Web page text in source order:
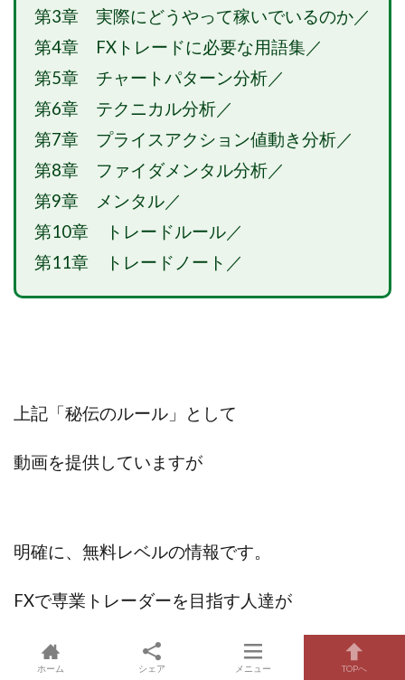
第3章 実際にどうやって稼いでいるのか／
第4章 FXトレードに必要な用語集／
第5章 チャートパターン分析／
第6章 テクニカル分析／
第7章 プライスアクション値動き分析／
第8章 ファイダメンタル分析／
第9章 メンタル／
第10章 トレードルール／
第11章 トレードノート／
上記「秘伝のルール」として
動画を提供していますが
明確に、無料レベルの情報です。
FXで専業トレーダーを目指す人達が
ホーム シェア メニュー TOPへ